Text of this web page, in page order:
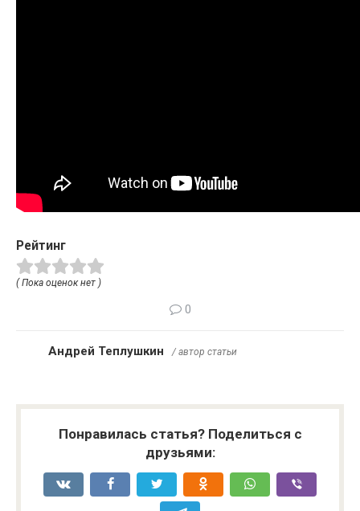
Рейтинг
( Пока оценок нет )
0
Андрей Теплушкин / автор статьи
Понравилась статья? Поделиться с
друзьями: